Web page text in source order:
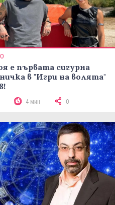
е първата сигурна
в "Игри на волята"
4 мин 0